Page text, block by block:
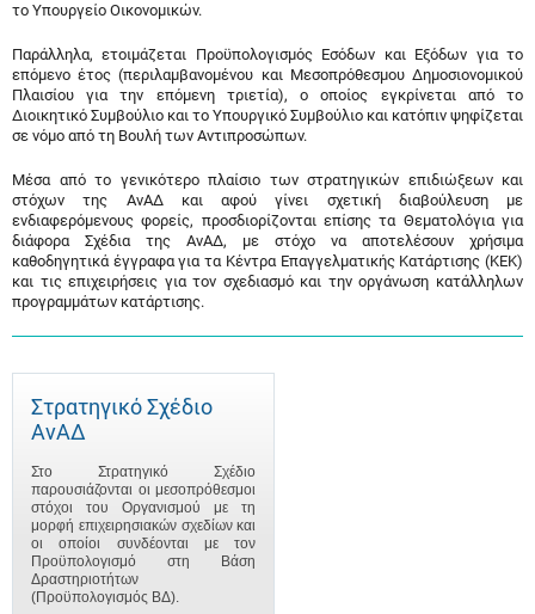
το Υπουργείο Οικονομικών.
Παράλληλα, ετοιμάζεται Προϋπολογισμός Εσόδων και Εξόδων για το
επόμενο έτος (περιλαμβανομένου και Μεσοπρόθεσμου Δημοσιονομικού
Πλαισίου για την επόμενη τριετία), ο οποίος εγκρίνεται από το
Διοικητικό Συμβούλιο και το Υπουργικό Συμβούλιο και κατόπιν ψηφίζεται
σε νόμο από τη Βουλή των Αντιπροσώπων.
Μέσα από το γενικότερο πλαίσιο των στρατηγικών επιδιώξεων και
στόχων της ΑνΑΔ και αφού γίνει σχετική διαβούλευση με
ενδιαφερόμενους φορείς, προσδιορίζονται επίσης τα Θεματολόγια για
διάφορα Σχέδια της ΑνΑΔ, με στόχο να αποτελέσουν χρήσιμα
καθοδηγητικά έγγραφα για τα Κέντρα Επαγγελματικής Κατάρτισης (ΚΕΚ)
και τις επιχειρήσεις για τον σχεδιασμό και την οργάνωση κατάλληλων
προγραμμάτων κατάρτισης.
Στρατηγικό Σχέδιο
ΑνΑΔ
Στο Στρατηγικό Σχέδιο
παρουσιάζονται οι μεσοπρόθεσμοι
στόχοι του Οργανισμού με τη
μορφή επιχειρησιακών σχεδίων και
οι οποίοι συνδέονται με τον
Προϋπολογισμό στη Βάση
Δραστηριοτήτων
(Προϋπολογισμός ΒΔ).